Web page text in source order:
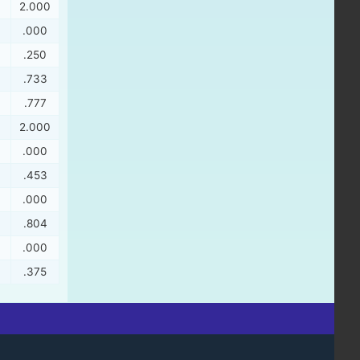
2.000
.000
.250
.733
.777
2.000
.000
.453
.000
.804
.000
.375